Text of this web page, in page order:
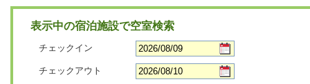
表示中の宿泊施設で空室検索
チェックイン
チェックアウト